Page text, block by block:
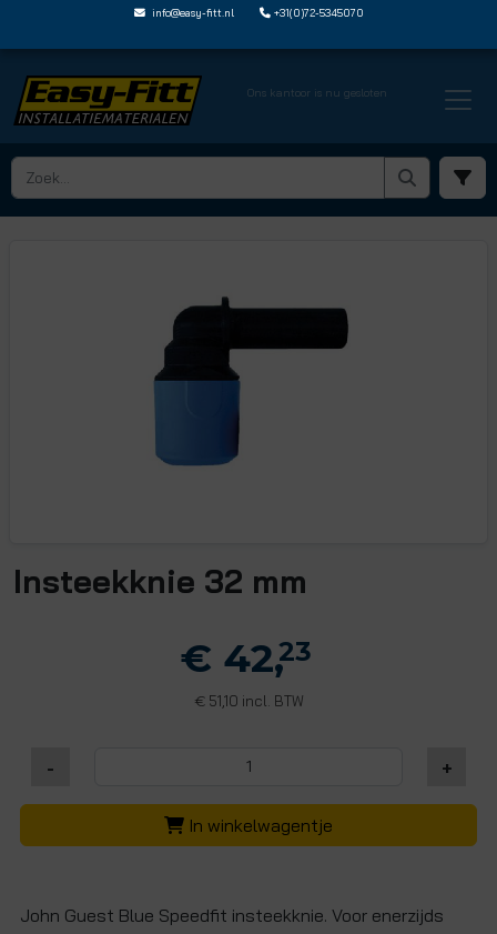
info@easy-fitt.nl +31(0)72-5345070
Ons kantoor is nu gesloten
HOME › SPEEDFIT BLUE KOUDWATER › SPEEDFIT BLUE HAAKSE FITTINGEN › UG223232B
Insteekknie 32 mm
€ 42,23
€51,10 incl. BTW
- +
In winkelwagentje
John Guest Blue Speedfit insteekknie. Voor enerzijds